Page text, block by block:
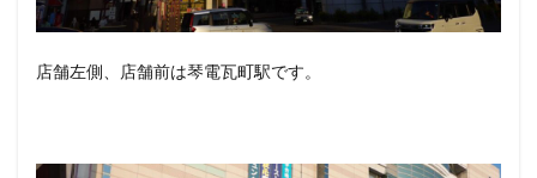
店舗左側、店舗前は琴電瓦町駅です。